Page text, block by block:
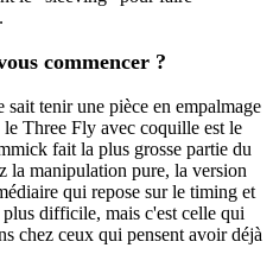
commencer ?
tenir une pièce en empalmage
Three Fly avec coquille est le
fait la plus grosse partie du
la manipulation pure, la version
qui repose sur le timing et
difficile, mais c'est celle qui
chez ceux qui pensent avoir déjà